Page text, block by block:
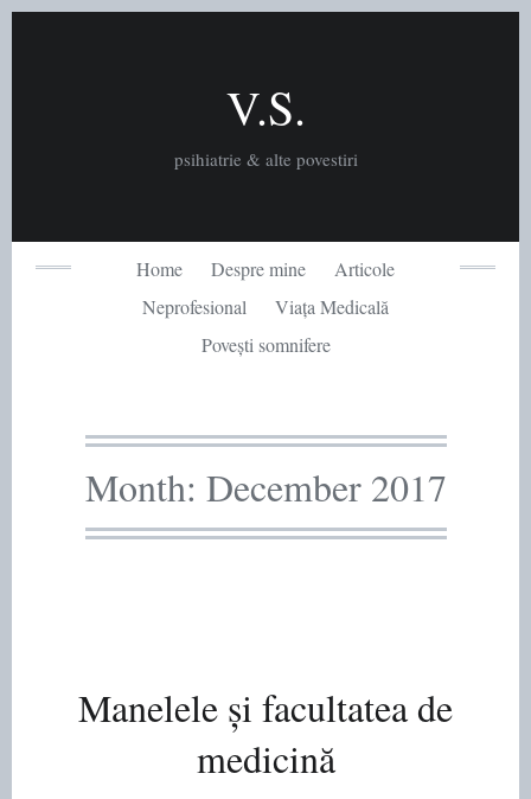
V.S.
psihiatrie & alte povestiri
Home Despre mine
Articole
Neprofesional
Viața Medicală
Povești somnifere
Month: December 2017
Manelele și facultatea de
medicină